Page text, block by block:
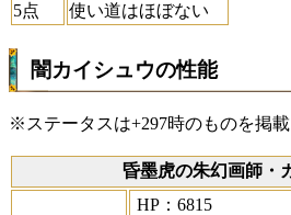
5点
使い道はほぼない
闇カイシュウの性能
※ステータスは+297時のものを掲
昏墨虎の朱幻画師・
HP：6815